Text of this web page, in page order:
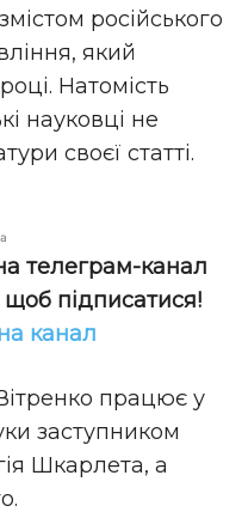
російського
який
Натомість
науковці не
своєї статті.
телеграм-канал
щоб підписатися!
канал
працює у
заступником
Шкарлета, а